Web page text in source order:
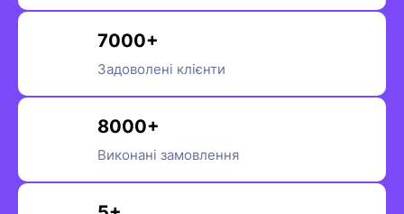
7000+
Задоволені клієнти
8000+
Виконані замовлення